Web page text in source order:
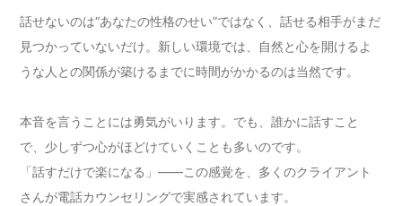
話せないのは“あなたの性格のせい”ではなく、話せる相手がまだ
見つかっていないだけ。新しい環境では、自然と心を開けるよ
うな人との関係が築けるまでに時間がかかるのは当然です。
本音を言うことには勇気がいります。でも、誰かに話すこと
で、少しずつ心がほどけていくことも多いのです。
「話すだけで楽になる」――この感覚を、多くのクライアント
さんが電話カウンセリングで実感されています。